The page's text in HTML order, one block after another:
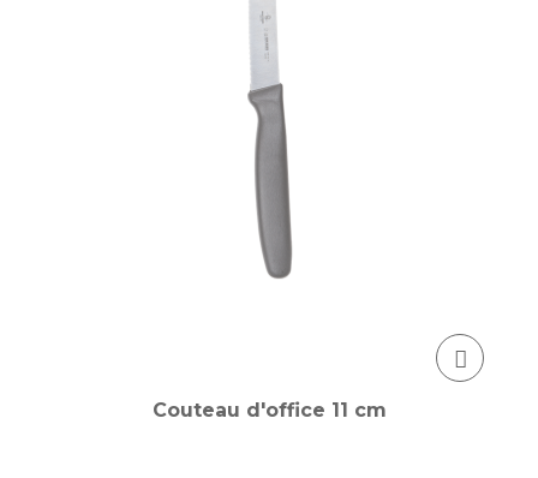
Couteau d'office 11 cm